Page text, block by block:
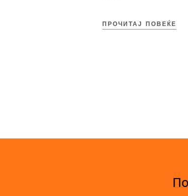
ПРОЧИТАЈ ПОВЕЌЕ